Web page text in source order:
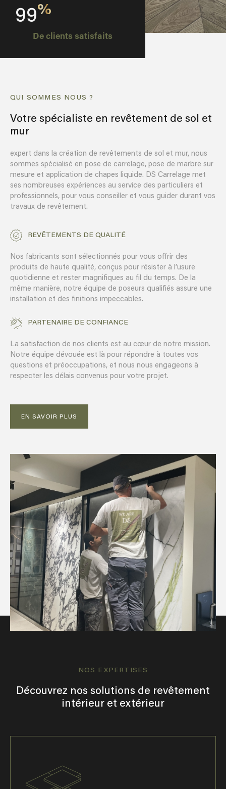
De clients satisfaits
99%
QUI SOMMES NOUS ?
Votre spécialiste en revêtement de sol et
mur
expert dans la création de revêtements de sol et mur, nous
sommes spécialisé en pose de carrelage, pose de marbre sur
mesure et application de chapes liquide. DS Carrelage met
ses nombreuses expériences au service des particuliers et
professionnels, pour vous conseiller et vous guider durant vos
travaux de revêtement.
REVÊTEMENTS DE QUALITÉ
Nos fabricants sont sélectionnés pour vous offrir des
produits de haute qualité, conçus pour résister à l’usure
quotidienne et rester magnifiques au fil du temps. De la
même manière, notre équipe de poseurs qualifiés assure une
installation et des finitions impeccables.
PARTENAIRE DE CONFIANCE
La satisfaction de nos clients est au cœur de notre mission.
Notre équipe dévouée est là pour répondre à toutes vos
questions et préoccupations, et nous nous engageons à
respecter les délais convenus pour votre projet.
EN SAVOIR PLUS
NOS EXPERTISES
Découvrez nos solutions de revêtement
intérieur et extérieur